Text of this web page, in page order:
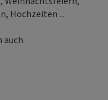
Hochzeiten ...
auch